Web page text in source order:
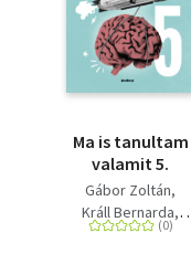
Ma is tanultam
valamit 5.
Gábor Zoltán
Králl Bernarda
Kovács Róbert